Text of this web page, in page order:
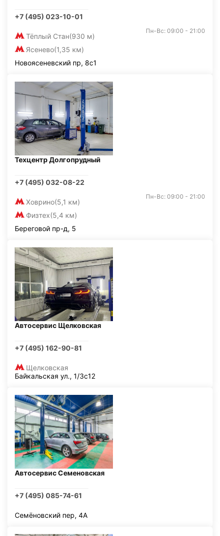
+7 (495) 023-10-01
Тёплый Стан(930 м)
Ясенево(1,35 км)
Пн-Вс: 09:00 - 21:00
Новоясеневский пр, 8с1
Техцентр Долгопрудный
+7 (495) 032-08-22
Ховрино(5,1 км)
Физтех(5,4 км)
Пн-Вс: 09:00 - 21:00
Береговой пр-д, 5
Автосервис Щелковская
+7 (495) 162-90-81
Щелковская
Байкальская ул., 1/3с12
Автосервис Семеновская
+7 (495) 085-74-61
Семёновский пер, 4А